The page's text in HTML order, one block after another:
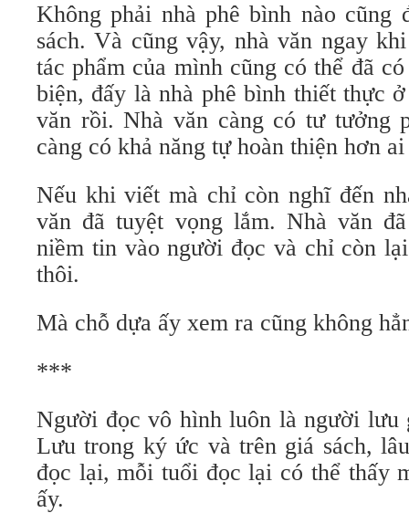
Không phải nhà phê bình nào cũng
sách. Và cũng vậy, nhà văn ngay
tác phẩm của mình cũng có thể đã
biện, đấy là nhà phê bình thiết thực
văn rồi. Nhà văn càng có tư tưởng
càng có khả năng tự hoàn thiện hơn
Nếu khi viết mà chỉ còn nghĩ đến
văn đã tuyệt vọng lắm. Nhà văn
niềm tin vào người đọc và chỉ còn
thôi.
Mà chỗ dựa ấy xem ra cũng không
***
Người đọc vô hình luôn là người lưu
Lưu trong ký ức và trên giá sách,
đọc lại, mỗi tuổi đọc lại có thể thấy
ấy.